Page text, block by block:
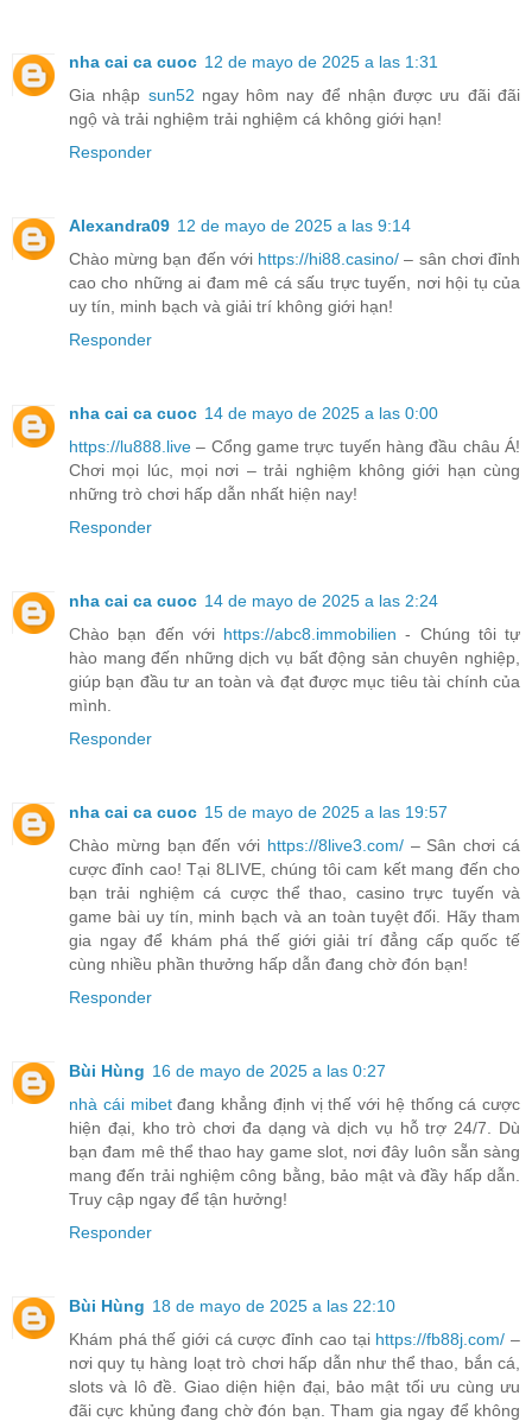
nha cai ca cuoc 12 de mayo de 2025 a las 1:31
Gia nhập sun52 ngay hôm nay để nhận được ưu đãi đãi
ngộ và trải nghiệm trải nghiệm cá không giới hạn!
Responder
Alexandra09 12 de mayo de 2025 a las 9:14
Chào mừng bạn đến với https://hi88.casino/ – sân chơi đỉnh
cao cho những ai đam mê cá sấu trực tuyến, nơi hội tụ của
uy tín, minh bạch và giải trí không giới hạn!
Responder
nha cai ca cuoc 14 de mayo de 2025 a las 0:00
https://lu888.live – Cổng game trực tuyến hàng đầu châu Á!
Chơi mọi lúc, mọi nơi – trải nghiệm không giới hạn cùng
những trò chơi hấp dẫn nhất hiện nay!
Responder
nha cai ca cuoc 14 de mayo de 2025 a las 2:24
Chào bạn đến với https://abc8.immobilien - Chúng tôi tự
hào mang đến những dịch vụ bất động sản chuyên nghiệp,
giúp bạn đầu tư an toàn và đạt được mục tiêu tài chính của
mình.
Responder
nha cai ca cuoc 15 de mayo de 2025 a las 19:57
Chào mừng bạn đến với https://8live3.com/– Sân chơi cá
cược đỉnh cao! Tại 8LIVE, chúng tôi cam kết mang đến cho
bạn trải nghiệm cá cược thể thao, casino trực tuyến và
game bài uy tín, minh bạch và an toàn tuyệt đối. Hãy tham
gia ngay để khám phá thế giới giải trí đẳng cấp quốc tế
cùng nhiều phần thưởng hấp dẫn đang chờ đón bạn!
Responder
Bùi Hùng 16 de mayo de 2025 a las 0:27
nhà cái mibetđang khẳng định vị thế với hệ thống cá cược
hiện đại, kho trò chơi đa dạng và dịch vụ hỗ trợ 24/7. Dù
bạn đam mê thể thao hay game slot, nơi đây luôn sẵn sàng
mang đến trải nghiệm công bằng, bảo mật và đầy hấp dẫn.
Truy cập ngay để tận hưởng!
Responder
Bùi Hùng 18 de mayo de 2025 a las 22:10
Khám phá thế giới cá cược đỉnh cao tại https://fb88j.com/ –
nơi quy tụ hàng loạt trò chơi hấp dẫn như thể thao, bắn cá,
slots và lô đề. Giao diện hiện đại, bảo mật tối ưu cùng ưu
đãi cực khủng đang chờ đón bạn. Tham gia ngay để không